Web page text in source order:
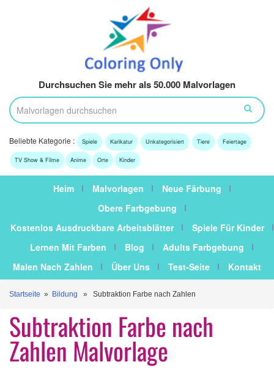
Durchsuchen Sie mehr als 50.000 Malvorlagen
Beliebte Kategorie : Spiele Karikatur Unkategorisiert Tiere Feiertage
TV Show & Filme Anime Orte Kinder
Heim Malvorlagen
Neue Färbung
Obere Farbgebung
Kostenlos Ausdruckbare Arbeitsblätter
Spiele Für Kinder
Lernen Mit Farben
Blog
Adults Farbgebung
Malen Nach Zahlen
Über Uns Test-Seite Kontakt
Startseite » Bildung » Subtraktion Farbe nach Zahlen
Subtraktion Farbe nach
Zahlen Malvorlage